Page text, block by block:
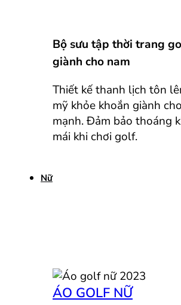
Bộ sưu tập thời trang
giành cho nam
Thiết kế thanh lịch tôn
mỹ khỏe khoắn giành
mạnh. Đảm bảo thoáng
mái khi chơi golf.
Nữ
ÁO GOLF NỮ